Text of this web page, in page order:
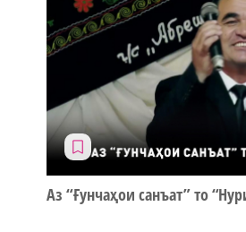
Аз “Ғунчаҳои санъат” то